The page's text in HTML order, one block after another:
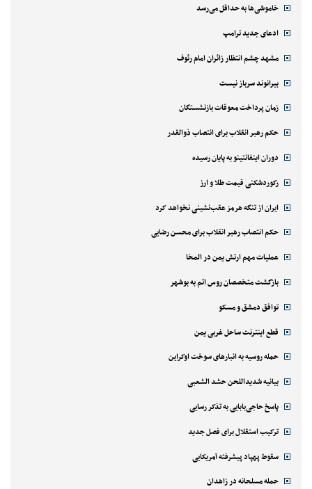
خاموشی‌ها به حداقل می‌رسد
ادعای جدید ترامپ
مشهد چشم انتظار زائران امام رئوف
بیرانوند سرباز نیست
زمان پرداخت معوقات بازنشستگان
حکم رهبر انقلاب برای انتصاب ذوالقدر
دوران اینفانتینو به پایان رسیده
رکوردشکنی قیمت طلا و ارز
ایران از تنگه هرمز عقب‌نشینی نخواهد کرد
حکم انتصاب رهبر انقلاب برای محسن رضایی
عملیات مهم ارتش یمن در المخا
بازگشت متخصصان روس اتم به بوشهر
توافق دمشق و مسکو
قطع اینترنت ساحل غربی یمن
حمله روسیه به انبارهای سوخت اوکراین
بیانیه شدیداللحن حشد الشعبی
پاسخ حاجی‌بابایی به تذکر رسایی
ترکیب استقلال برای فصل جدید
سقوط پهپاد پیشرفته آمریکایی
حمله مسلحانه در زاهدان